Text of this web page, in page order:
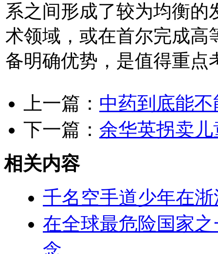
系之间形成了较为均衡
术领域，或在首尔完成高
备明确优势，是值得重点
上一篇： 中药到底能
下一篇： 余华英拐卖
相关内容
千名空手道少年在
在全球最危险国家
念